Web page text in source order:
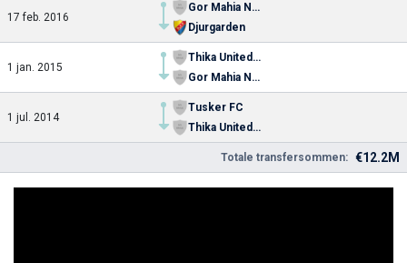
17 feb. 2016
Gor Mahia Nairobi
Djurgarden
1 jan. 2015
Thika United FC
Gor Mahia Nairobi
1 jul. 2014
Tusker FC
Thika United FC
Totale transfersommen: €12.2M